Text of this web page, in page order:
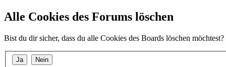
Alle Cookies des Forums löschen
Bist du dir sicher, dass du alle Cookies des Boards löschen möchtest?